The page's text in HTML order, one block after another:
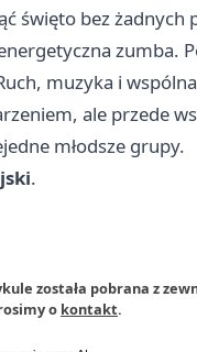
święto bez żadnych
zumba.
muzyka i
ale przede
młodsze grupy.
.
została pobrana z
o kontakt.